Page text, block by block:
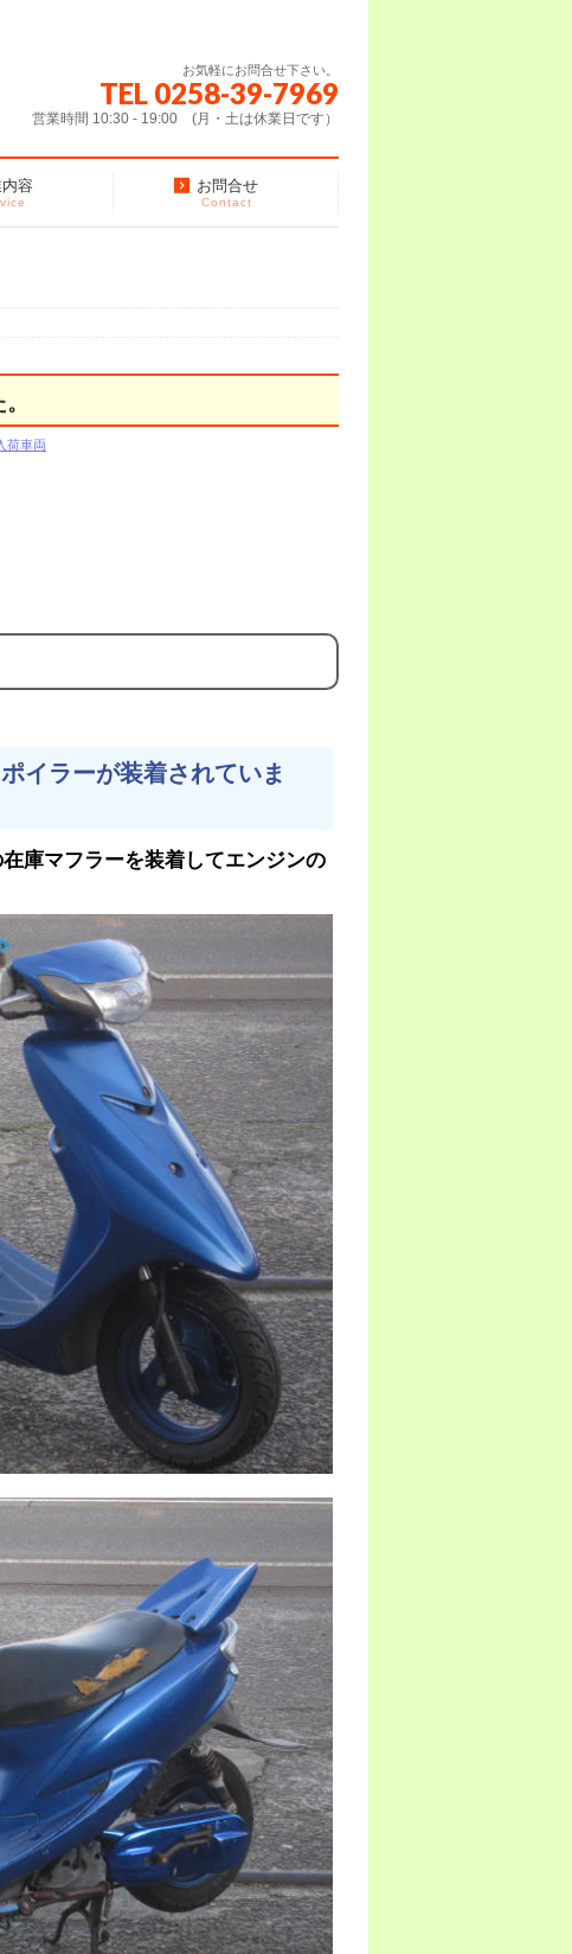
お気軽にお問合せ下さい。
TEL 0258-39-7969
営業時間 10:30 - 19:00 (月・土は休業日です）
容 お問合せ
Contact
荷車両
イラーが装着されていま
庫マフラーを装着してエンジンの